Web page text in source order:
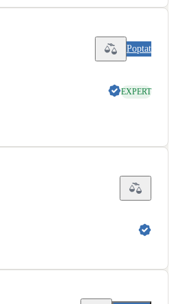
tepla odpadní vody
voda
Poptat
EXPERT